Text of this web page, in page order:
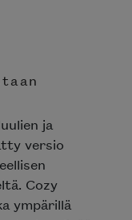
ja
versio
Cozy
ympärillä